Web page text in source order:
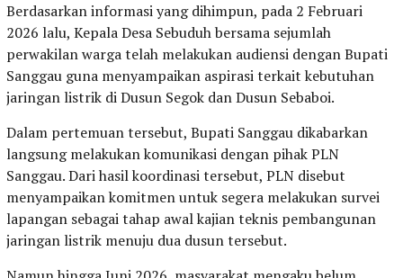
Berdasarkan informasi yang dihimpun, pada 2 Februari
2026 lalu, Kepala Desa Sebuduh bersama sejumlah
perwakilan warga telah melakukan audiensi dengan Bupati
Sanggau guna menyampaikan aspirasi terkait kebutuhan
jaringan listrik di Dusun Segok dan Dusun Sebaboi.
Dalam pertemuan tersebut, Bupati Sanggau dikabarkan
langsung melakukan komunikasi dengan pihak PLN
Sanggau. Dari hasil koordinasi tersebut, PLN disebut
menyampaikan komitmen untuk segera melakukan survei
lapangan sebagai tahap awal kajian teknis pembangunan
jaringan listrik menuju dua dusun tersebut.